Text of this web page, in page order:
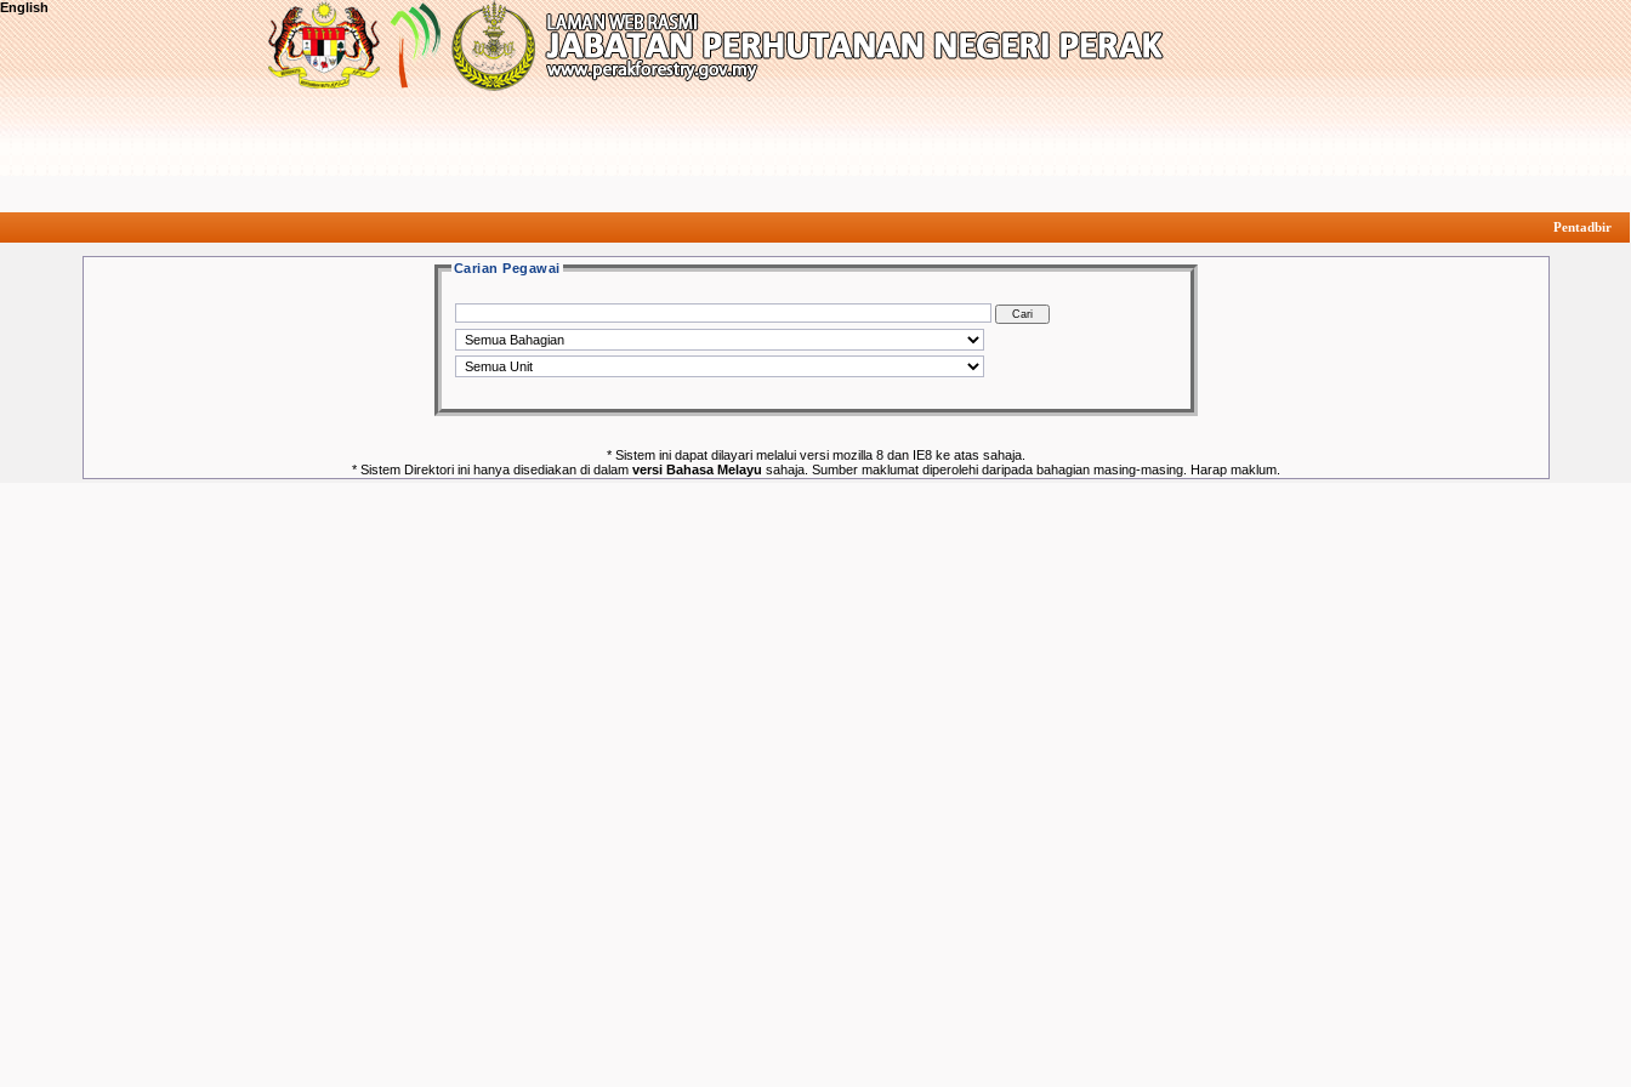
English
Pentadbir
Carian Pegawai
* Sistem ini dapat dilayari melalui versi mozilla 8 dan IE8 ke atas sahaja.
* Sistem Direktori ini hanya disediakan di dalam versi Bahasa Melayu sahaja. Sumber maklumat diperolehi daripada bahagian masing-masing. Harap maklum.